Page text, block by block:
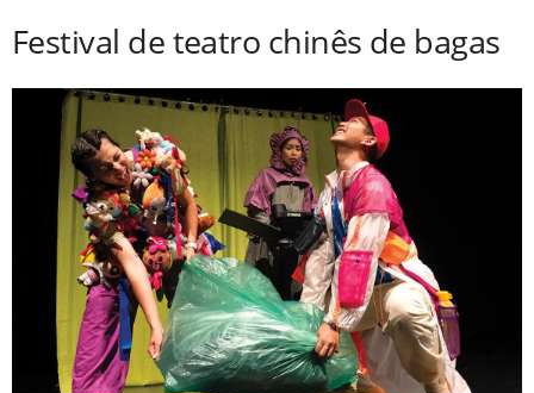
Festival de teatro chinês de bagas